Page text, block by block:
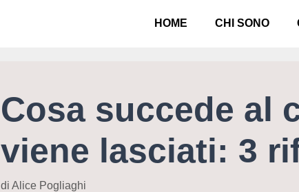
HOME CHI SONO
Cosa succede al
viene lasciati: 3
di Alice Pogliaghi